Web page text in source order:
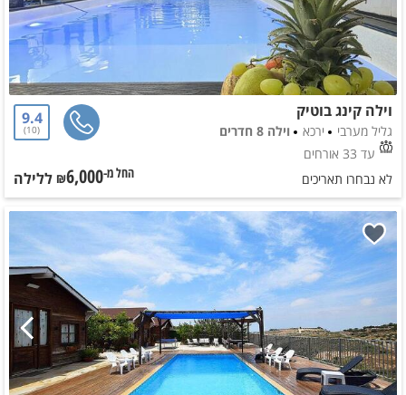
וילה קינג בוטיק
גליל מערבי ירכא
וילה 8 חדרים
עד 33 אורחים
9.4
10
לא נבחרו תאריכים החל מ-₪6,000 ללילה